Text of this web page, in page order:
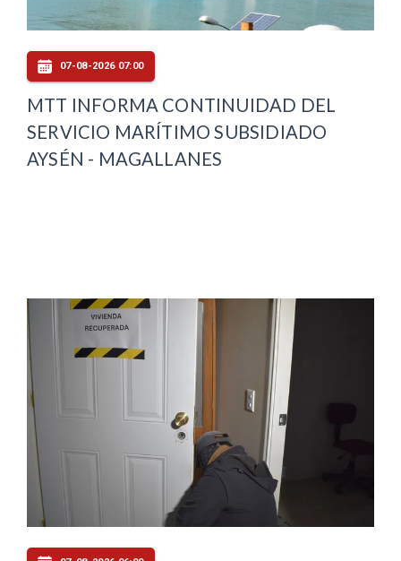
07-08-2026 07:00
MTT INFORMA CONTINUIDAD DEL
SERVICIO MARÍTIMO SUBSIDIADO
AYSÉN - MAGALLANES